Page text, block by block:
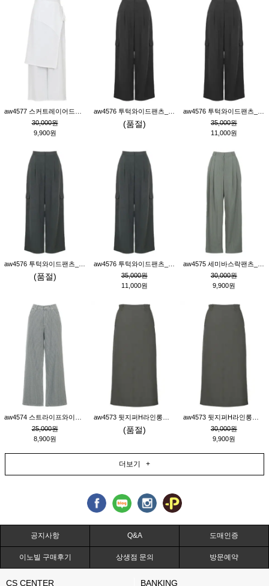
30,000원
9,900원
(품절)
35,000원
11,000원
(품절)
35,000원
11,000원
30,000원
9,900원
25,000원
8,900원
(품절)
30,000원
9,900원
더보기 +
공지사항 Q&A 도매인증
이노빌 구매후기 상생점 문의 방문예약
CS CENTER BANKING